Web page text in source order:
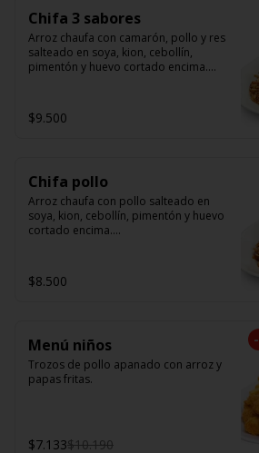
Chifa 3 sabores
Arroz chaufa con camarón, pollo y res
salteado en soya, kion, cebollín,
pimentón y huevo cortado encima.
salteado en soya, cebollín, tomate y
cebolla morada.
$9.500
Chifa pollo
Arroz chaufa con pollo salteado en
soya, kion, cebollín, pimentón y huevo
cortado encima.
cebollín, tomate y cebolla morada.
$8.500
-
Menú niños
Trozos de pollo apanado con arroz y
papas fritas.
$7.133$10.190